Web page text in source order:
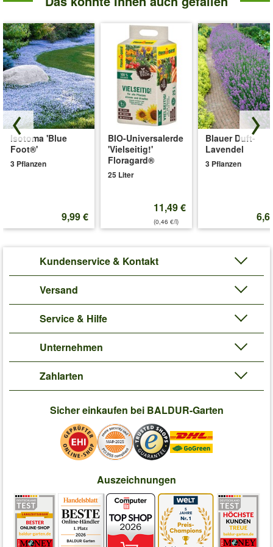
Isotoma 'Blue
Foot®'
3 Pflanzen
9,99 €
BIO-Universalerde
'Vielseitig!'
Floragard®
25 Liter
11,49 €
(0,46 €/l)
Blauer Duft-
Lavendel
3 Pflanzen
Kundenservice & Kontakt
Versand
Service & Hilfe
Unternehmen
Zahlarten
Sicher einkaufen bei BALDUR-Garten
Auszeichnungen